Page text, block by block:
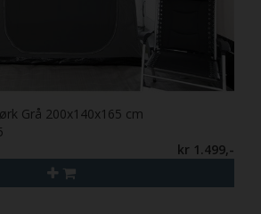
Grå 200x140x165 cm
kr 1.499,-